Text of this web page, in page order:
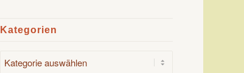
Kategorien
Kategorien